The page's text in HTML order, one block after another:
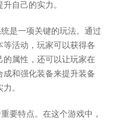
自己的实力。
是一项关键的玩法。通过
活动，玩家可以获得各
的属性，还可以让玩家在
和强化装备来提升装备
。
要特点。在这个游戏中，